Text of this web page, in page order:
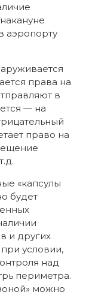
аэропорту
права на
в
— на
право на
«капсулы
будет
и других
условии,
над
периметра.
можно